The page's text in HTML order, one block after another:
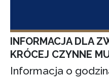
INFORMACJA DLA
KRÓCEJ CZYNNE
Informacja o